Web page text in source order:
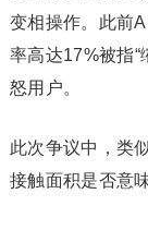
变相操作。此前
率高达17%被指“
怒用户。
此次争议中，类
接触面积是否意